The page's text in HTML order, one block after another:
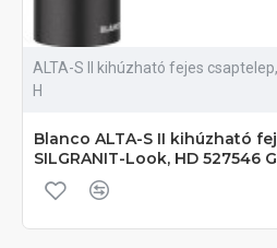
ALTA-S II kihúzható fejes
H
Blanco ALTA-S II kihúzható
SILGRANIT-Look, HD 527546